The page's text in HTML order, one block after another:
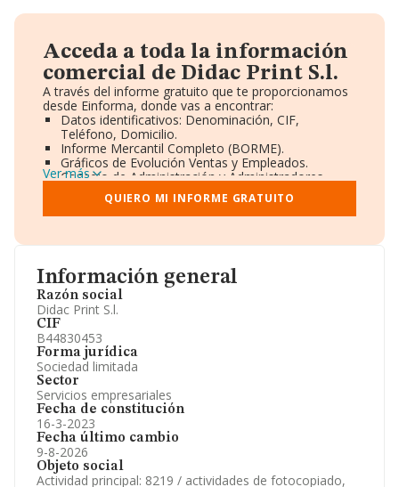
Información general
Razón social
Didac Print S.l.
CIF
B44830453
Forma jurídica
Sociedad limitada
Sector
Servicios empresariales
Fecha de constitución
16-3-2023
Fecha último cambio
9-8-2026
Objeto social
Actividad principal: 8219 / actividades de fotocopiado,
Acceda a toda la información
comercial de Didac Print S.l.
A través del informe gratuito que te proporcionamos
desde Einforma, donde vas a encontrar:
Datos identificativos: Denominación, CIF,
Teléfono, Domicilio.
Informe Mercantil Completo (BORME).
Gráficos de Evolución Ventas y Empleados.
Consejo de Administración y Administradores.
Directivos y Ejecutivos.
Accionistas.
Participaciones y Vinculaciones en otras empresas.
Información oficial y registral complementaria.
Ver más
QUIERO MI INFORME GRATUITO